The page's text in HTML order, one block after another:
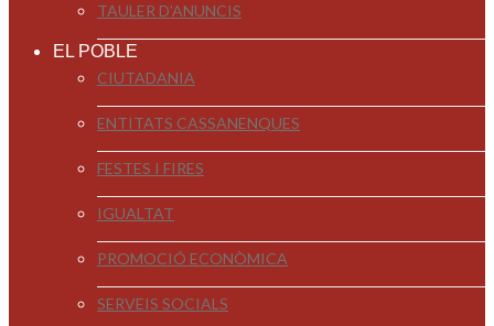
TAULER D'ANUNCIS
EL POBLE
CIUTADANIA
ENTITATS CASSANENQUES
FESTES I FIRES
IGUALTAT
PROMOCIÓ ECONÒMICA
SERVEIS SOCIALS